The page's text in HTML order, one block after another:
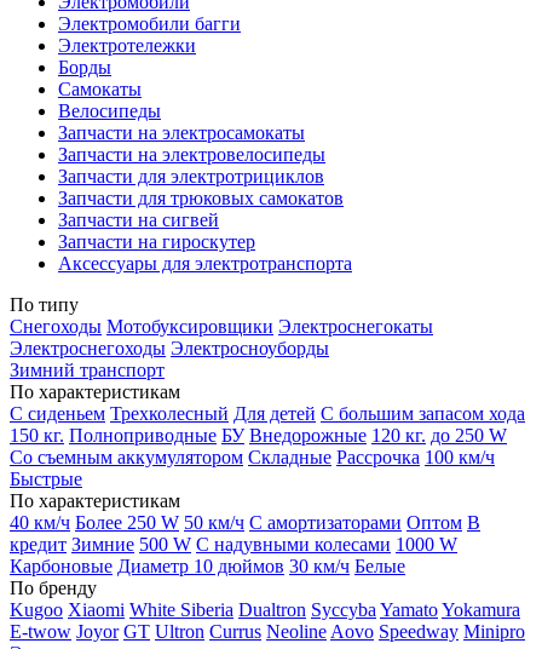
Электромобили багги
Электротележки
Борды
Самокаты
Велосипеды
Запчасти на электросамокаты
Запчасти на электровелосипеды
Запчасти для электротрициклов
Запчасти для трюковых самокатов
Запчасти на сигвей
Запчасти на гироскутер
Аксессуары для электротранспорта
По типу
Снегоходы Мотобуксировщики Электроснегокаты
Электроснегоходы Электросноуборды
Зимний транспорт
По характеристикам
С сиденьем Трехколесный Для детей С большим запасом хода
150 кг. Полноприводные БУ Внедорожные 120 кг. до 250 W
Со съемным аккумулятором Складные Рассрочка 100 км/ч
Быстрые
По характеристикам
40 км/ч Более 250 W 50 км/ч С амортизаторами Оптом В
кредит Зимние 500 W С надувными колесами 1000 W
Карбоновые Диаметр 10 дюймов 30 км/ч Белые
По бренду
Kugoo Xiaomi White Siberia Dualtron Syccyba YamatoYokamura
E-twow Joyor GT Ultron Currus Neoline Aovo Speedway Minipro